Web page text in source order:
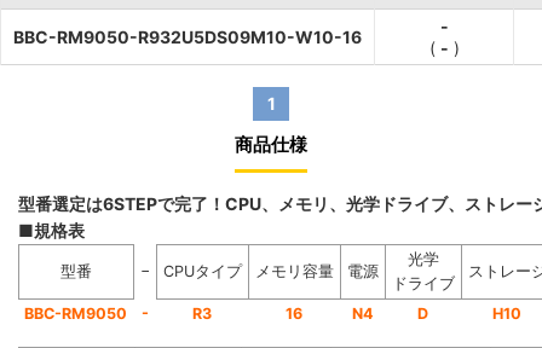
BBC-RM9050-R932U5DS09M10-W10-16
-
( - )
1
商品仕様
型番選定は6STEPで完了！CPU、メモリ、光学ドライブ、ストレ
■規格表
型番 − CPUタイプ メモリ容量 電源
光学
ドライブ
ストレー
BBC-RM9050 - R3 16 N4 D H10